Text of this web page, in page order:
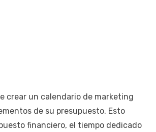
crear un calendario de marketing
de su presupuesto. Esto
financiero, el tiempo dedicado